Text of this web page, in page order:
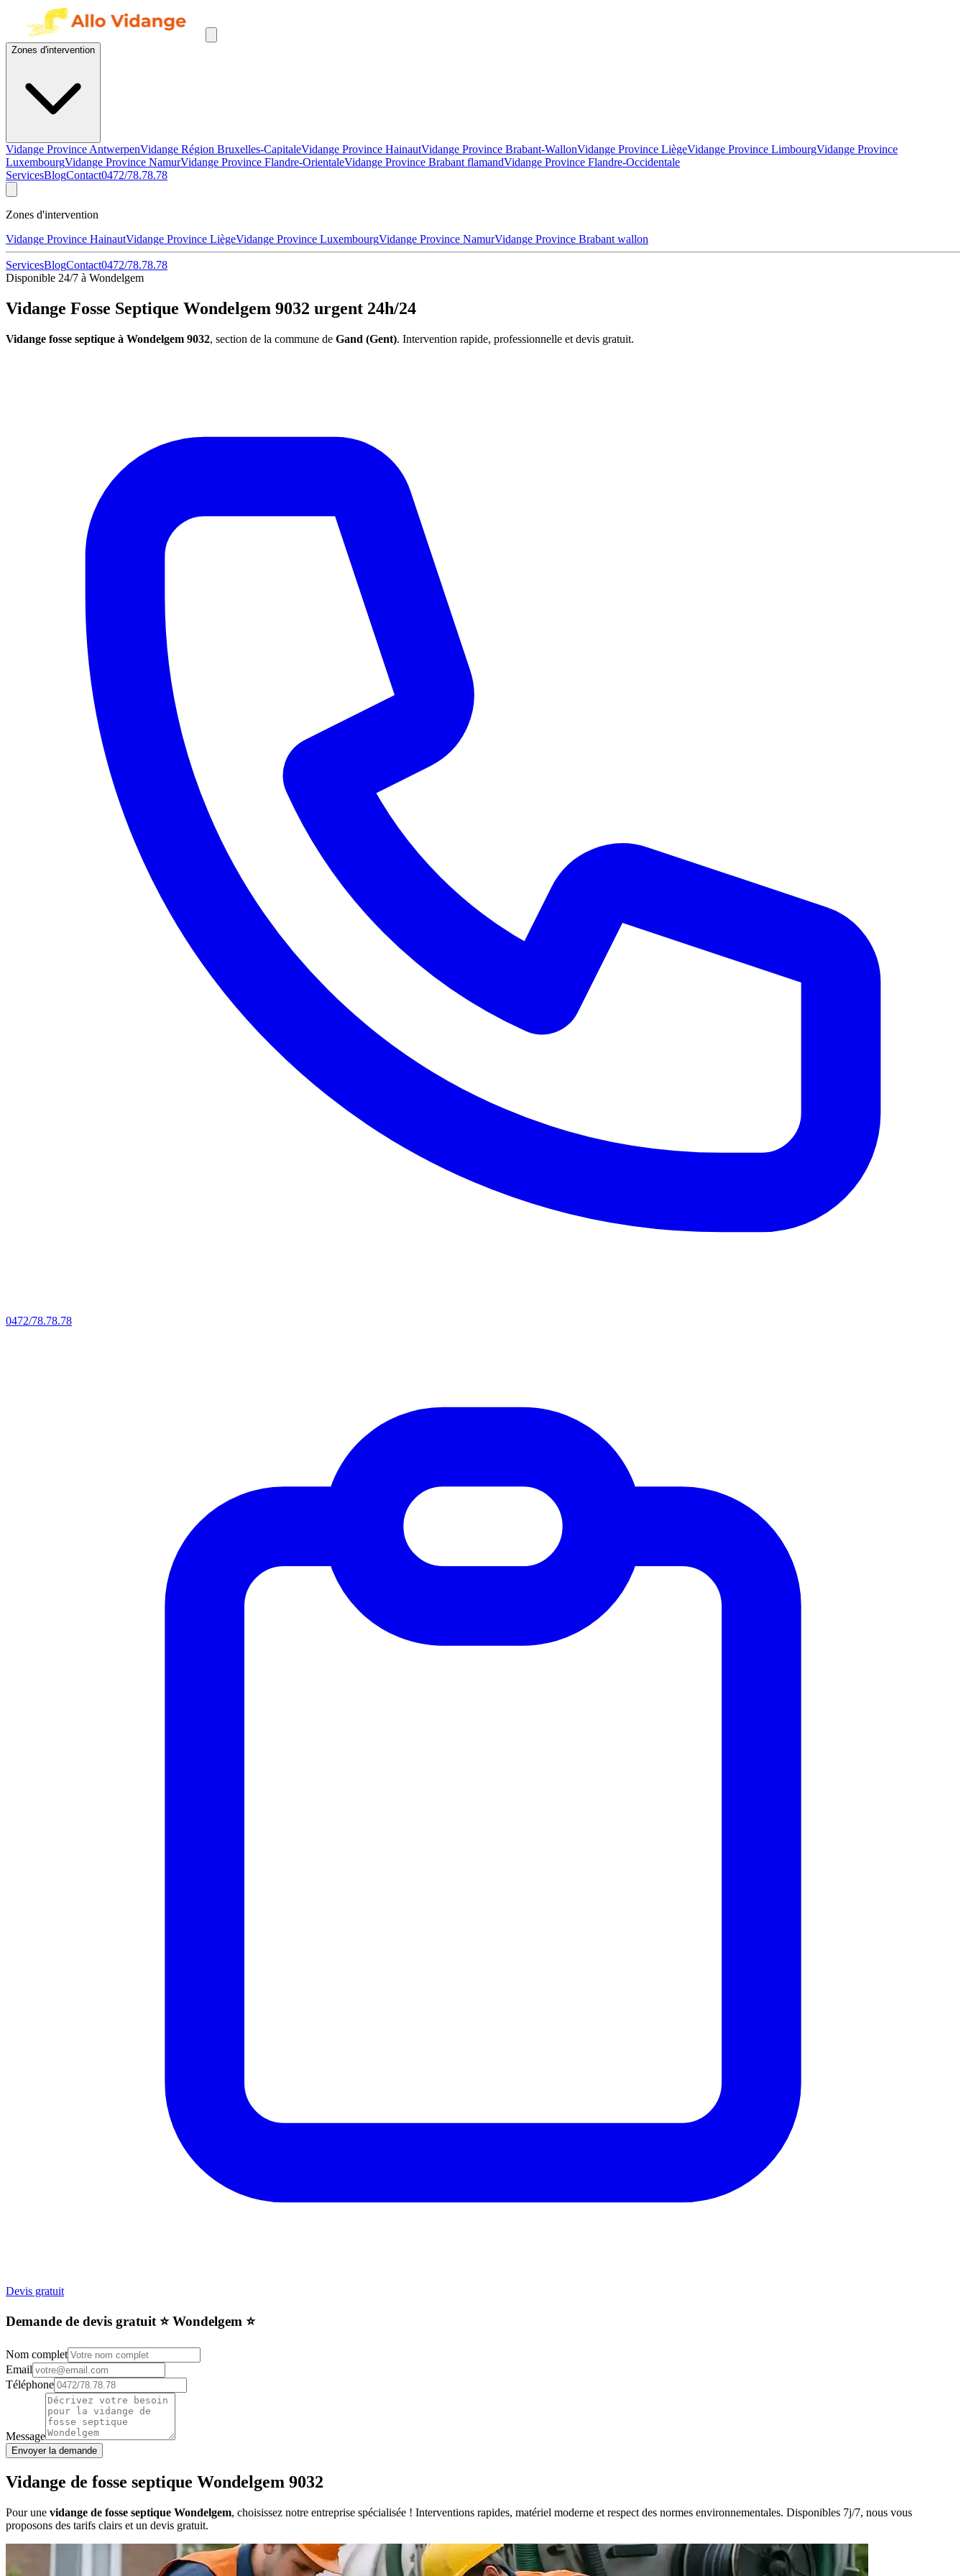
Zones d'intervention
Vidange Province AntwerpenVidange Région Bruxelles-CapitaleVidange Province HainautVidange Province Brabant-WallonVidange Province LiègeVidange Province LimbourgVidange Province
LuxembourgVidange Province NamurVidange Province Flandre-OrientaleVidange Province Brabant flamandVidange Province Flandre-Occidentale
ServicesBlogContact0472/78.78.78
Zones d'intervention
Vidange Province HainautVidange Province LiègeVidange Province LuxembourgVidange Province NamurVidange Province Brabant wallon
ServicesBlogContact0472/78.78.78
Disponible 24/7 à Wondelgem
Vidange Fosse Septique Wondelgem 9032 urgent 24h/24
Vidange fosse septique à Wondelgem 9032, section de la commune de Gand (Gent). Intervention rapide, professionnelle et devis gratuit.
0472/78.78.78
Devis gratuit
Demande de devis gratuit ⭐️ Wondelgem ⭐️
Nom complet
Email
Téléphone
Message
Envoyer la demande
Vidange de fosse septique Wondelgem 9032
Pour une vidange de fosse septique Wondelgem, choisissez notre entreprise spécialisée ! Interventions rapides, matériel moderne et respect des normes environnementales. Disponibles 7j/7, nous vous
proposons des tarifs clairs et un devis gratuit.